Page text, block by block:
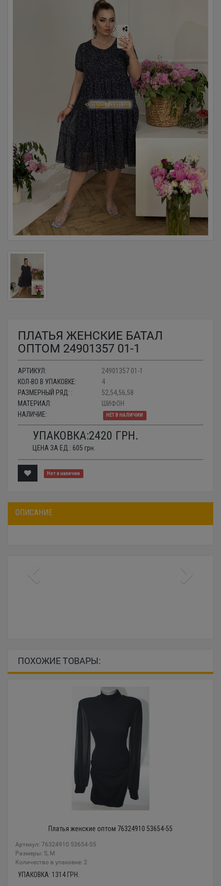
ПЛАТЬЯ ЖЕНСКИЕ БАТАЛ
ОПТОМ 24901357 01-1
АРТИКУЛ:
24901357 01-1
КОЛ-ВО В УПАКОВКЕ:
4
РАЗМЕРНЫЙ РЯД: :
52,54,56,58
МАТЕРИАЛ:
ШИФОН
НАЛИЧИЕ:
НЕТ В НАЛИЧИИ
УПАКОВКА:2420 ГРН.
ЦЕНА ЗА ЕД.: 605 грн.
Нет в наличии
ОПИСАНИЕ
ПОХОЖИЕ ТОВАРЫ:
Платья женские оптом 76324910 53654-55
Артикул: 76324910 53654-55
Размеры: S, M
Количество в упаковке: 2
УПАКОВКА: 1314 ГРН.